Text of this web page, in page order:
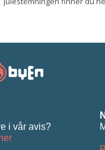
i vår avis?
her